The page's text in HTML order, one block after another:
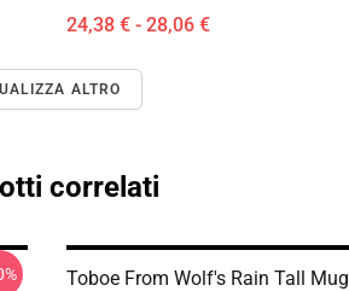
24,38 € - 28,06 €
ALTRO
correlati
Toboe From Wolf's Rain Tall Mug